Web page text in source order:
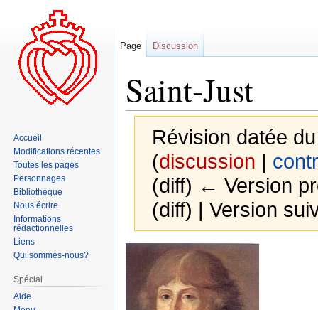
Saint-Just
Révision datée
(discussion |
(diff) ← Version
(diff) | Version
Aller
navigation
Aller
recherche
Page Discussion
Accueil
Modifications récentes
Toutes les pages
Personnages
Bibliothèque
Nous écrire
Informations
rédactionnelles
Liens
Qui sommes-nous?
Spécial
Aide